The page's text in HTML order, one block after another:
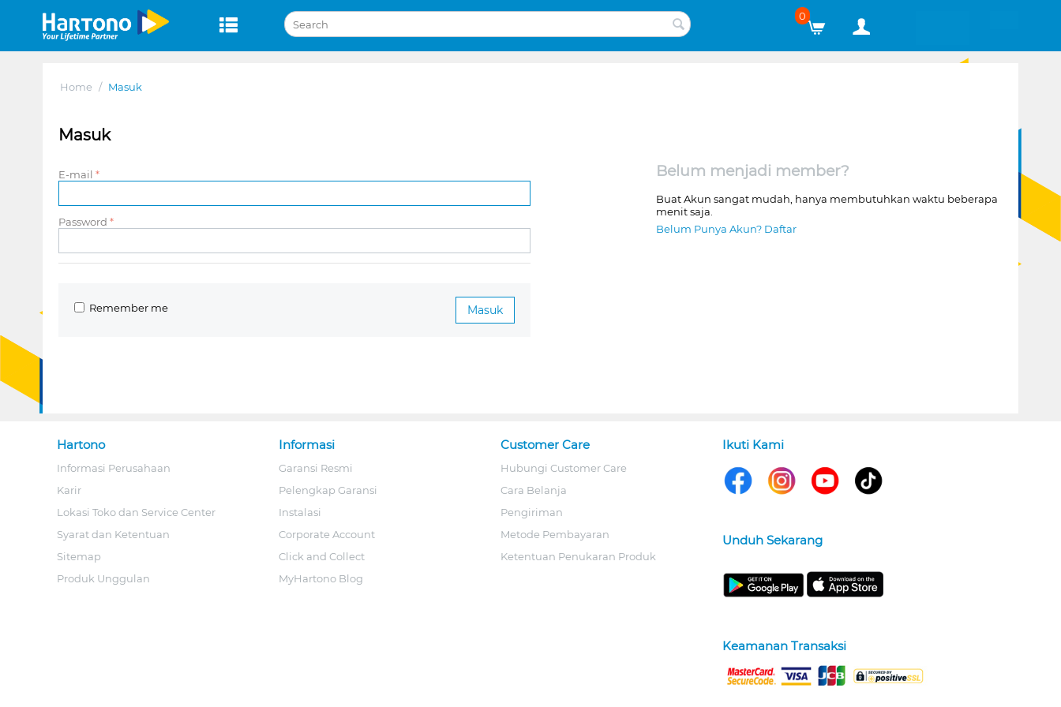
0
Home / Masuk
Masuk
E-mail
Password
Masuk
Remember me
Belum menjadi member?
Buat Akun sangat mudah, hanya membutuhkan waktu beberapa
menit saja.
Belum Punya Akun? Daftar
Hartono
Informasi Perusahaan
Karir
Lokasi Toko dan Service Center
Syarat dan Ketentuan
Sitemap
Produk Unggulan
Informasi
Garansi Resmi
Pelengkap Garansi
Instalasi
Corporate Account
Click and Collect
MyHartono Blog
Customer Care
Hubungi Customer Care
Cara Belanja
Pengiriman
Metode Pembayaran
Ketentuan Penukaran Produk
Ikuti Kami
Unduh Sekarang
Keamanan Transaksi